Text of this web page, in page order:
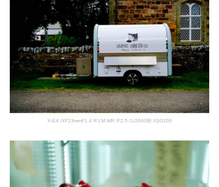
X-E4 /XF23mmF1.4 R LM WR /F2.5 /1/2000秒 /ISO200